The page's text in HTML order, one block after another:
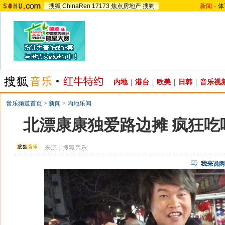
搜狐 ChinaRen 17173 焦点房地产 搜狗 新闻 -
内地 港台 欧美 日韩 音乐视
音乐频道首页 > 新闻 > 内地乐闻
北漂康康独爱路边摊 疯狂
来源：搜狐音乐
我来说